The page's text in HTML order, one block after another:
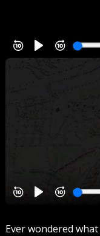
Ever wondered